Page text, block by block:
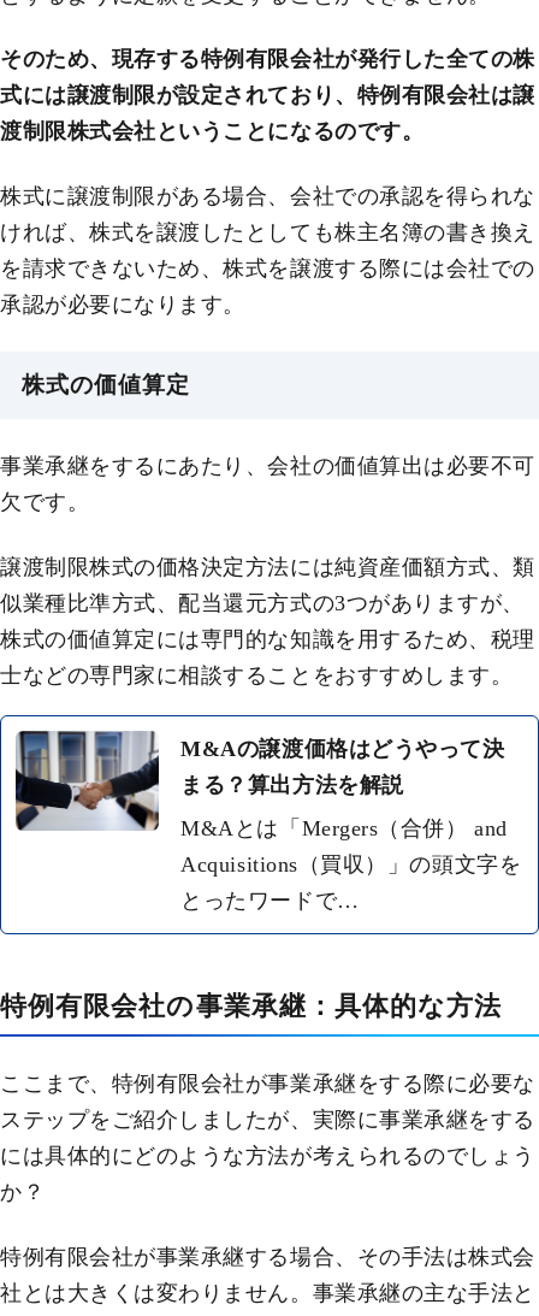
そのため、現存する特例有限会社が発行した全ての株
式には譲渡制限が設定されており、特例有限会社は譲
渡制限株式会社ということになるのです。
株式に譲渡制限がある場合、会社での承認を得られな
ければ、株式を譲渡したとしても株主名簿の書き換え
を請求できないため、株式を譲渡する際には会社での
承認が必要になります。
株式の価値算定
事業承継をするにあたり、会社の価値算出は必要不可
欠です。
譲渡制限株式の価格決定方法には純資産価額方式、類
似業種比準方式、配当還元方式の3つがありますが、
株式の価値算定には専門的な知識を用するため、税理
士などの専門家に相談することをおすすめします。
M&Aの譲渡価格はどうやって決
まる？算出方法を解説
M&Aとは「Mergers（合併） and
Acquisitions（買収）」の頭文字を
とったワードで…
特例有限会社の事業承継：具体的な方法
ここまで、特例有限会社が事業承継をする際に必要な
ステップをご紹介しましたが、実際に事業承継をする
には具体的にどのような方法が考えられるのでしょう
か？
特例有限会社が事業承継する場合、その手法は株式会
社とは大きくは変わりません。事業承継の主な手法と